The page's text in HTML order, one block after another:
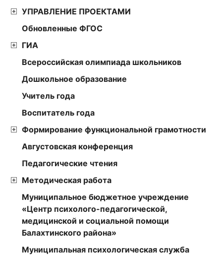
УПРАВЛЕНИЕ ПРОЕКТАМИ
Обновленные ФГОС
ГИА
Всероссийская олимпиада школьников
Дошкольное образование
Учитель года
Воспитатель года
Формирование функциональной грамотности
Августовская конференция
Педагогические чтения
Методическая работа
Муниципальное бюджетное учреждение
«Центр психолого-педагогической,
медицинской и социальной помощи
Балахтинского района»
Муниципальная психологическая служба